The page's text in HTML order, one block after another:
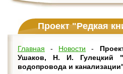
Проект "Редкая книга": М. П. Ушаков, Н. И. Гулецкий
Главная - Новости -
Ушаков, Н. И. Гулецкий
водопровода и